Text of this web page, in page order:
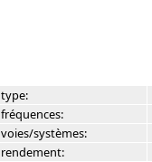
type:
fréquences:
voies/systèmes:
rendement: